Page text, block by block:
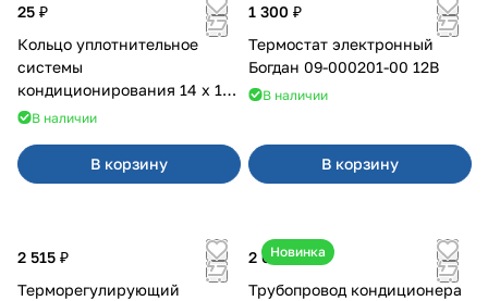
25 ₽
Кольцо уплотнительное
системы
кондиционирования 14 х 10
х 2 мм
В наличии
В корзину
1 300 ₽
Термостат электронный
Богдан 09-000201-00 12В
В наличии
В корзину
2 515 ₽
Терморегулирующий
Новинка
2 600 ₽
Трубопровод кондиционера